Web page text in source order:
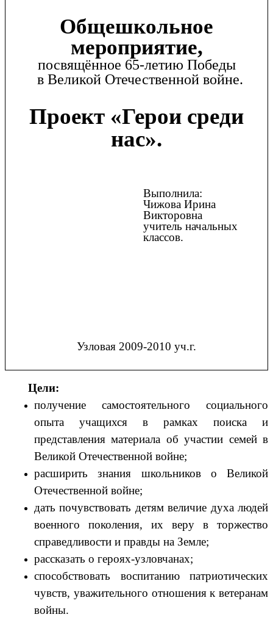
Общешкольное
мероприятие,
посвящённое 65-летию Победы
в Великой Отечественной войне.
Проект «Герои среди
нас».
Выполнила:
Чижова Ирина
Викторовна
учитель начальных
классов.
Узловая 2009-2010 уч.г.
Цели:
получение самостоятельного социального
опыта учащихся в рамках поиска и
представления материала об участии семей в
Великой Отечественной войне;
расширить знания школьников о Великой
Отечественной войне;
дать почувствовать детям величие духа людей
военного поколения, их веру в торжество
справедливости и правды на Земле;
рассказать о героях-узловчанах;
способствовать воспитанию патриотических
чувств, уважительного отношения к ветеранам
войны.